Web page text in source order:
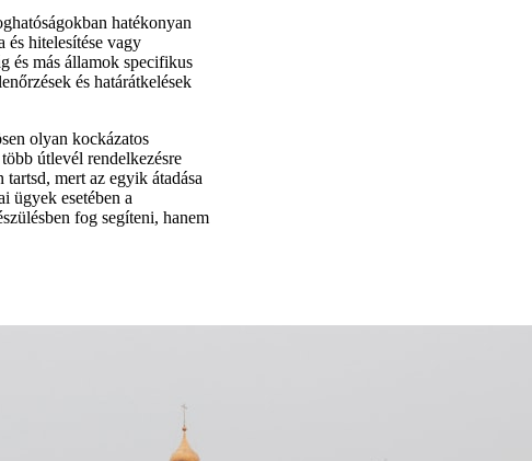
hatékonyan
és hitelesítése vagy
és más államok specifikus
és határátkelések
olyan kockázatos
útlevél rendelkezésre
mert az egyik átadása
ügyek esetében a
fog segíteni, hanem